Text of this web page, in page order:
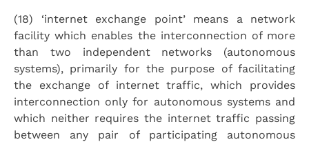
(18) ‘internet exchange point’ means a network
facility which enables the interconnection of more
than two independent networks (autonomous
systems), primarily for the purpose of facilitating
the exchange of internet traffic, which provides
interconnection only for autonomous systems and
which neither requires the internet traffic passing
between any pair of participating autonomous